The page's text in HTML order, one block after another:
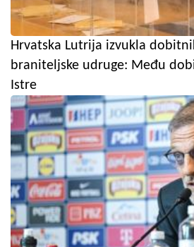
Hrvatska Lutrija izvukla
braniteljske udruge: Među
Istre